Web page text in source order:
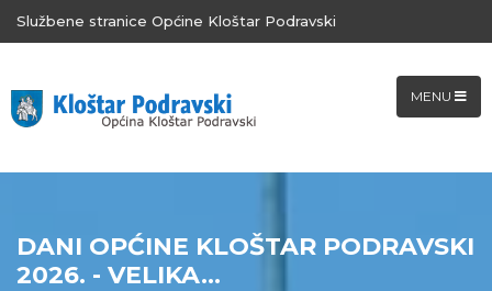
Službene stranice Općine Kloštar Podravski
MENU
DANI OPĆINE KLOŠTAR PODRAVSKI
2026. - VELIKA...